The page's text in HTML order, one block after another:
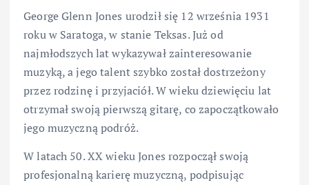
George Glenn Jones urodził się 12 września 1931
roku w Saratoga, w stanie Teksas. Już od
najmłodszych lat wykazywał zainteresowanie
muzyką, a jego talent szybko został dostrzeżony
przez rodzinę i przyjaciół. W wieku dziewięciu lat
otrzymał swoją pierwszą gitarę, co zapoczątkowało
jego muzyczną podróż.
W latach 50. XX wieku Jones rozpoczął swoją
profesjonalną karierę muzyczną, podpisując